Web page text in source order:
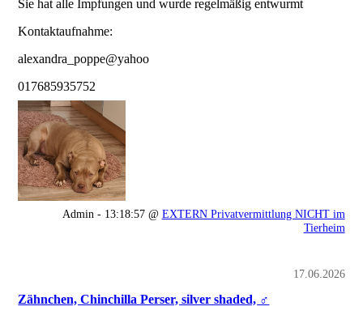
Sie hat alle Impfungen und wurde regelmäßig entwurmt
Kontaktaufnahme:
alexandra_poppe@yahoo
017685935752
Admin - 13:18:57 @ EXTERN Privatvermittlung NICHT im
Tierheim
17.06.2026
Zähnchen, Chinchilla Perser, silver shaded, ♂